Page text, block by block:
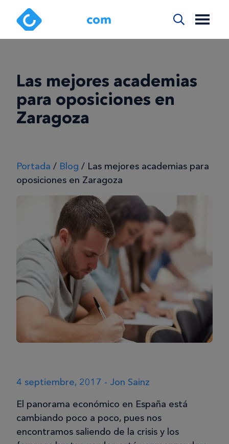
Las mejores academias
para oposiciones en
Zaragoza
Portada / Blog / Las mejores academias para
oposiciones en Zaragoza
4 septiembre, 2017 - Jon Sainz
El panorama económico en España está
cambiando poco a poco, pues nos
encontramos saliendo de la crisis y los